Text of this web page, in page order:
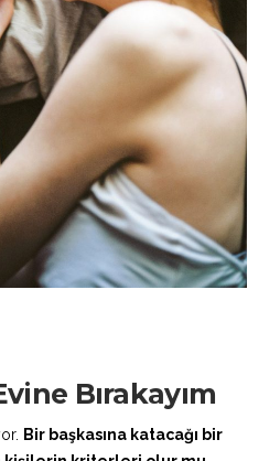
Bırakayım
Bir başkasına katacağı bir